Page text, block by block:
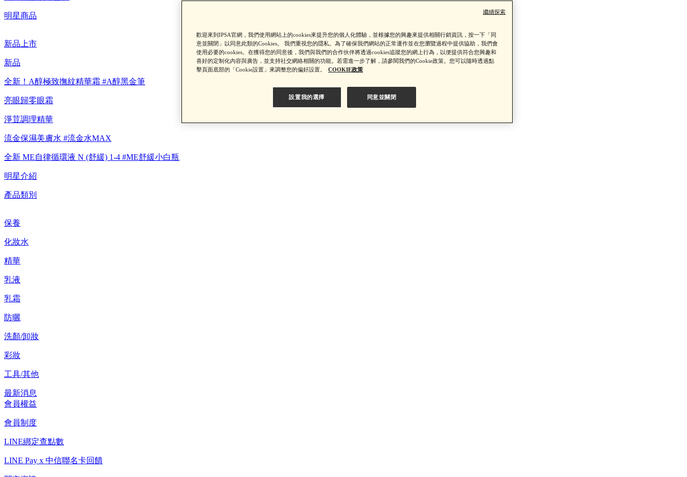
【8/4-8/9 滿額享好禮▼點我了解詳情】
【綁定中信LINE Pay卡享最高6%回饋▼點我了解詳情
明星商品
新品上市
新品
全新！A醇極致撫紋精華霜 #A醇黑金筆
亮眼歸零眼霜
淨荳調理精華
流金保濕美膚水 #流金水MAX
全新 ME自律循環液 N (舒緩) 1-4 #ME舒緩小白瓶
明星介紹
產品類別
保養
化妝水
精華
乳液
乳霜
防曬
洗顏/卸妝
彩妝
工具/其他
最新消息
會員權益
會員制度
LINE綁定查點數
LINE Pay x 中信聯名卡回饋
歡迎來到IPSA官網，我們使用網站上的cookies來提升您的個人化體驗，並根據您的興趣來提供相關行銷資訊，按一下「同
意並關閉」以同意此類的Cookies。 我們重視您的隱私。為了確保我們網站的正常運作並在您瀏覽過程中提供協助，我們會
使用必要的cookies。在獲得您的同意後，我們與我們的合作伙伴將透過cookies追蹤您的網上行為，以便提供符合您興趣和
喜好的定制化內容與廣告，並支持社交網絡相關的功能。若需進一步了解，請參閱我們的Cookie政策。您可以隨時透過點
擊頁面底部的「Cookie設置」來調整您的偏好設置。
COOKIE政策
設置我的選擇 同意並關閉
繼續探索